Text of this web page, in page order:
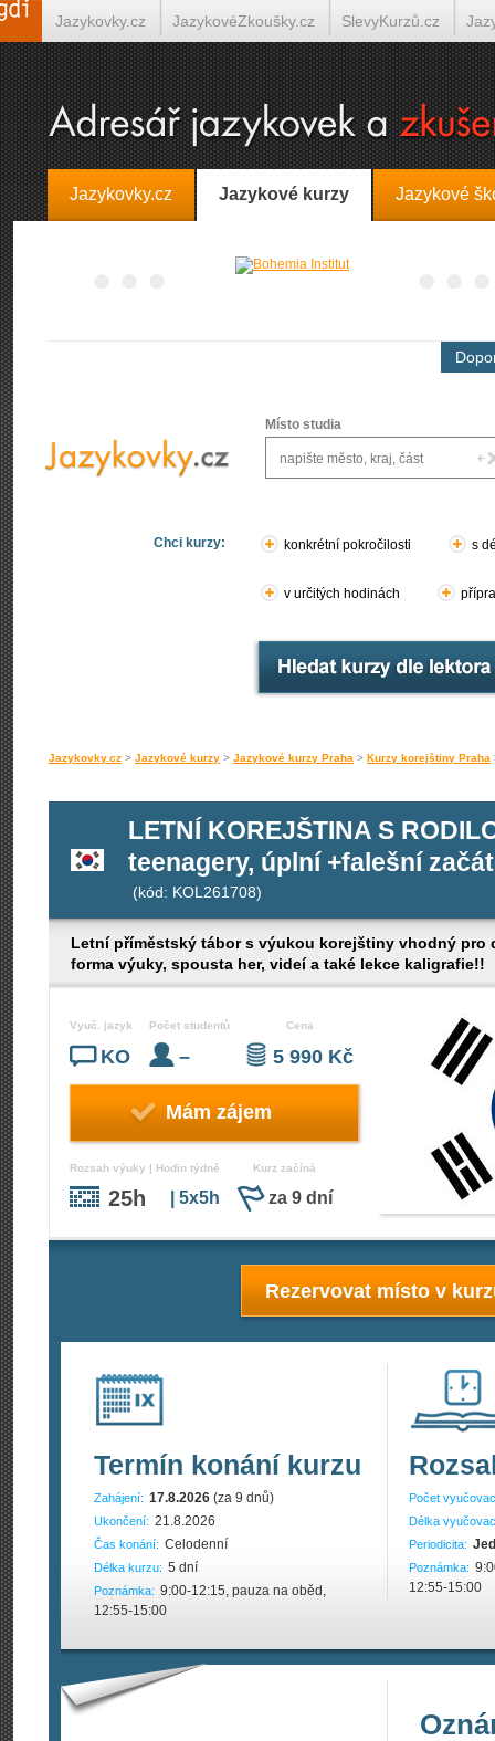
Jazykovky.cz Jazykové kurzy Jazykové
Místo studia
Chci kurzy: konkrétní pokročilosti s
v určitých hodinách
Jazykovky.cz > Jazykové kurzy > Jazykové kurzy Praha > Kurzy korejštiny Praha
LETNÍ KOREJŠTINA S
teenagery, úplní +falešní
(kód: KOL261708)
Letní příměstský tábor s výukou korejštiny vhodný pro
forma výuky, spousta her, videí a také lekce kaligrafie!!
Vyuč. jazyk
KO
Počet studentů
–
Cena
5 990 Kč
Mám zájem
Rozsah výuky | Hodin týdně
25h | 5x5h
Kurz začíná
za 9 dní
Rezervovat místo v
Termín konání kurzu
Zahájení: 17.8.2026 (za 9 dnů)
Ukončení: 21.8.2026
Čas konání: Celodenní
Délka kurzu: 5 dní
Poznámka: 9:00-12:15, pauza na oběd,
12:55-15:00
Počet
Délka
Periodicita:
Poznámka:
12:55-15:00
Jazykovky.cz JazykovéZkoušky.cz SlevyKurzů.cz
Španělština on-line Italština on-line Tlumočení-